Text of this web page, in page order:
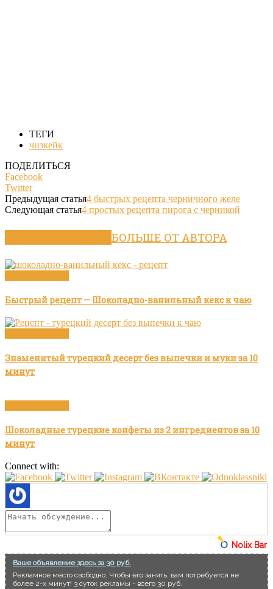
ТЕГИ
чизкейк
ПОДЕЛИТЬСЯ
Facebook
Twitter
Предыдущая статья4 быстрых рецепта черничного желе
Следующая статья4 простых рецепта пирога с черникой
БОЛЬШЕ ОТ АВТОРА
Быстрый рецепт — Шоколадно-ванильный кекс к чаю
Знаменитый турецкий десерт без выпечки и муки за 10
минут
Шоколадные турецкие конфеты из 2 ингредиентов за 10
минут
Connect with:
Nolix Bar
Ваше объявление здесь за 30 руб.
Рекламное место свободно. Чтобы его занять, вам потребуется не
более 2-х минут! 3 суток рекламы - всего 30 руб.